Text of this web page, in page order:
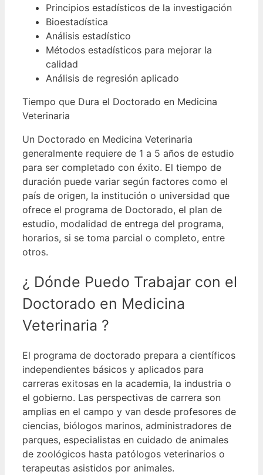
Principios estadísticos de la investigación
Bioestadística
Análisis estadístico
Métodos estadísticos para mejorar la
calidad
Análisis de regresión aplicado
Tiempo que Dura el Doctorado en Medicina
Veterinaria
Un Doctorado en Medicina Veterinaria
generalmente requiere de 1 a 5 años de estudio
para ser completado con éxito. El tiempo de
duración puede variar según factores como el
país de origen, la institución o universidad que
ofrece el programa de Doctorado, el plan de
estudio, modalidad de entrega del programa,
horarios, si se toma parcial o completo, entre
otros.
¿ Dónde Puedo Trabajar con el
Doctorado en Medicina
Veterinaria ?
El programa de doctorado prepara a científicos
independientes básicos y aplicados para
carreras exitosas en la academia, la industria o
el gobierno. Las perspectivas de carrera son
amplias en el campo y van desde profesores de
ciencias, biólogos marinos, administradores de
parques, especialistas en cuidado de animales
de zoológicos hasta patólogos veterinarios o
terapeutas asistidos por animales.